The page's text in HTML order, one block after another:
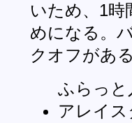
いため、1時
めになる。
クオフがあ
ふらっ
アレイ